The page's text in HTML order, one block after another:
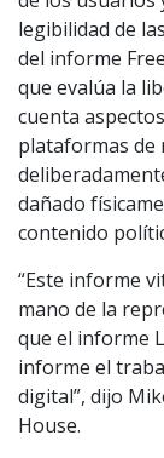
legibilidad de
del informe
que evalúa la
cuenta
plataformas de
dañado
contenido
“Este informe
mano de la
que el informe
informe el
digital”, dijo
House.